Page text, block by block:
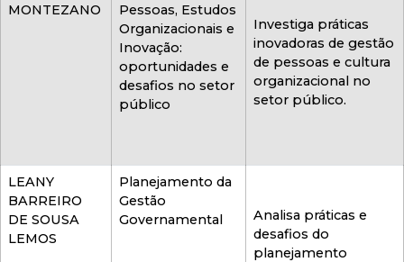
MONTEZANO
Pessoas, Estudos
Organizacionais e
Inovação:
oportunidades e
desafios no setor
público
Investiga práticas
inovadoras de gestão
de pessoas e cultura
organizacional no
setor público.
LEANY
BARREIRO
DE SOUSA
LEMOS
Planejamento da
Gestão
Governamental
Analisa práticas e
desafios do
planejamento